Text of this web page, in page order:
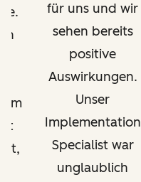
Gliederung von
Best Practices für die
Verwaltung mehrerer
HubSpot
Erstellung von
für uns und wir
sehen bereits
positive
Auswirkungen.
Unser
Implementation
Specialist war
unglaublich